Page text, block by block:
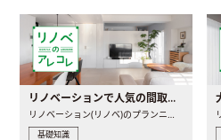
リノベーションで人気の間取りとは？トレンドの間取りと実例を徹底解説
リノベーション(リノベ)のプランニングで一番最初に決めるのは..
基礎知識